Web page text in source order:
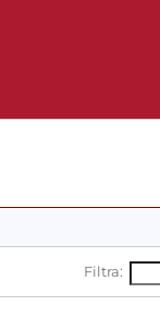
Filtra: